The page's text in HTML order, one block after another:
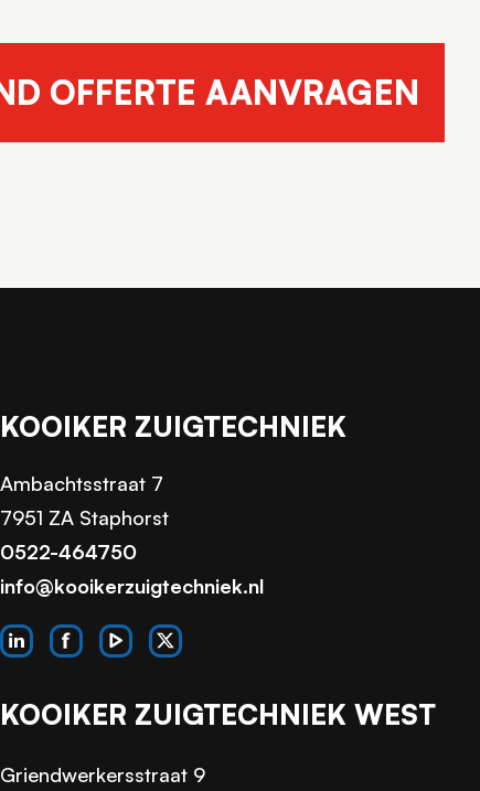
OFFERTE AANVRAGEN
KOOIKER ZUIGTECHNIEK
Ambachtsstraat 7
7951 ZA Staphorst
0522-464750
info@kooikerzuigtechniek.nl
KOOIKER ZUIGTECHNIEK WEST
Griendwerkersstraat 9